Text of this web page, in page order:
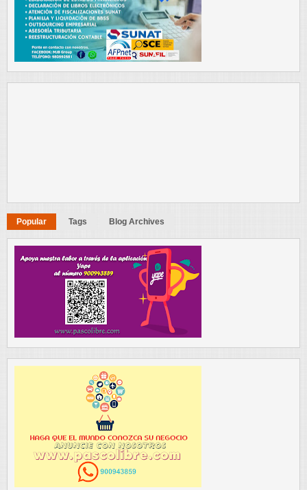
Popular Tags Blog Archives